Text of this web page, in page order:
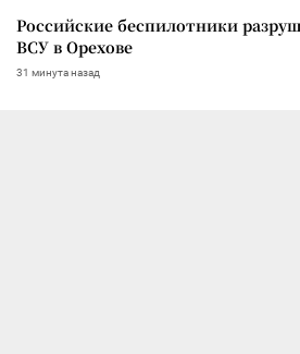
Российские беспилотники
ВСУ в Орехове
31 минута назад